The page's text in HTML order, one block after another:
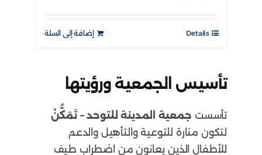
إضافة إلى السلة Details
تأسيس الجمعية ورؤيتها
تأسست جمعية المدينة للتوحد – تَمَكُّنْ
لتكون منارة للتوعية والتأهيل والدعم
للأطفال الذين يعانون من اضطراب طيف